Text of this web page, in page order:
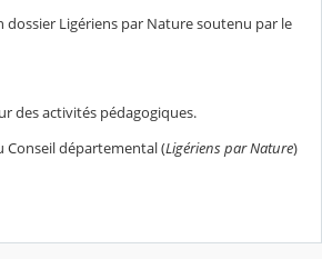
Ligériens par Nature soutenu par le
des activités pédagogiques.
Conseil départemental (Ligériens par Nature)